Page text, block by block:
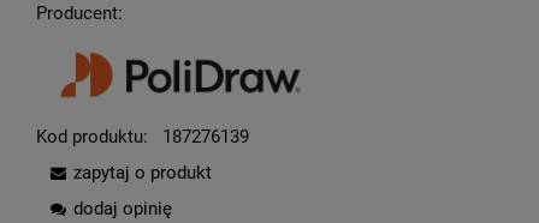
Producent:
Kod produktu:
187276139
zapytaj o produkt
dodaj opinię